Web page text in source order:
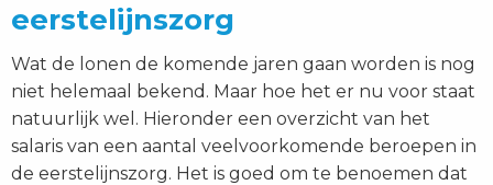
eerstelijnszorg
Wat de lonen de komende jaren gaan worden is nog
niet helemaal bekend. Maar hoe het er nu voor staat
natuurlijk wel. Hieronder een overzicht van het
salaris van een aantal veelvoorkomende beroepen in
de eerstelijnszorg. Het is goed om te benoemen dat